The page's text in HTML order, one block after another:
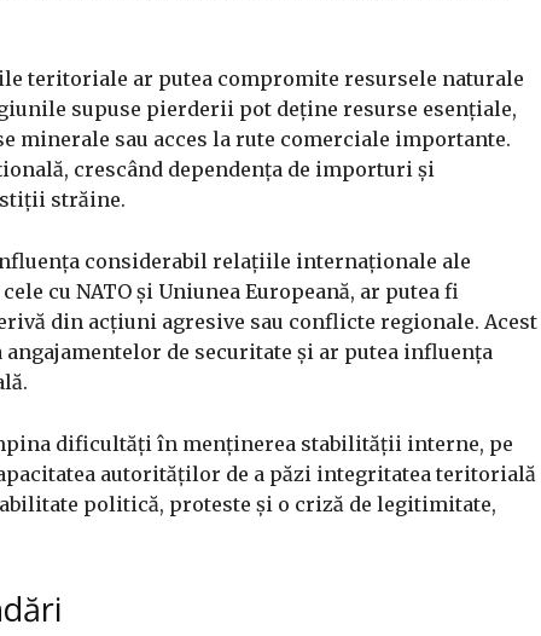
teritoriale ar putea compromite resursele naturale
supuse pierderii pot deține resurse esențiale,
minerale sau acces la rute comerciale importante.
crescând dependența de importuri și
străine.
considerabil relațiile internaționale ale
cu NATO și Uniunea Europeană, ar putea fi
din acțiuni agresive sau conflicte regionale. Acest
de securitate și ar putea influența
dificultăți în menținerea stabilității interne, pe
autorităților de a păzi integritatea teritorială
politică, proteste și o criză de legitimitate,